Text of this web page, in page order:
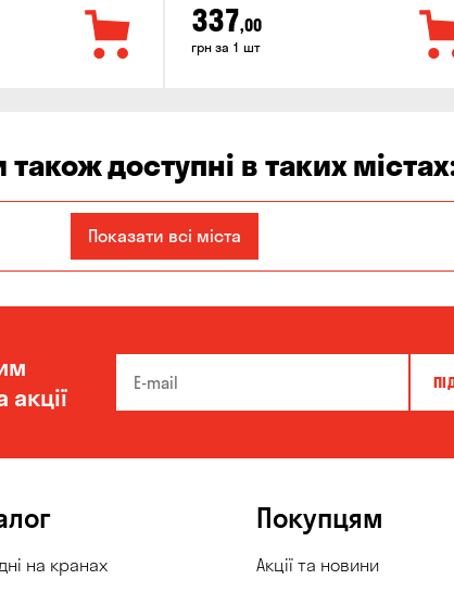
337,00
грн за 1 шт
також доступні в таких
Кам'янське
Олександрівка Чорноморськ
Показати всі міста
на кранах
Покупцям
Акції та новини